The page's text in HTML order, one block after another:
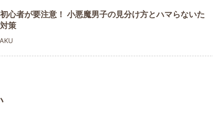
心者が要注意！ 小悪魔男子の見分け方とハマらないた
策